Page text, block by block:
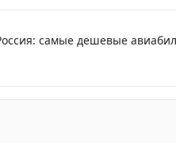
самые дешевые